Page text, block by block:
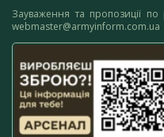
Зауваження та пропозиції
webmaster@armyinform.com.ua